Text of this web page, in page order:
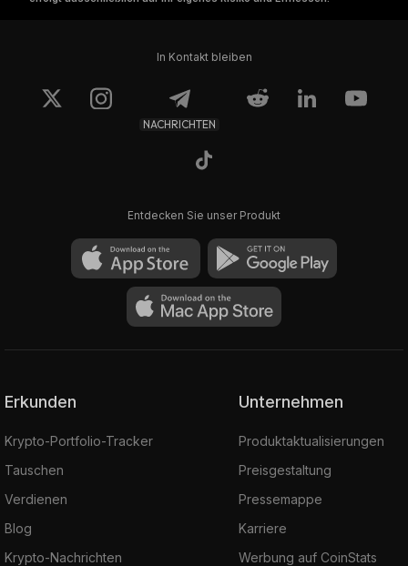
In Kontakt bleiben
NACHRICHTEN
Entdecken Sie unser Produkt
Erkunden
Krypto-Portfolio-Tracker
Tauschen
Verdienen
Blog
Krypto-Nachrichten
Unternehmen
Produktaktualisierungen
Preisgestaltung
Pressemappe
Karriere
Werbung auf CoinStats